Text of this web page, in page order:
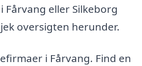
Fårvang eller Silkeborg
oversigten herunder.
i Fårvang. Find en